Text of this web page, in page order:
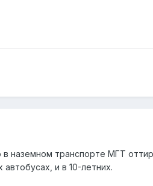
наземном транспорте МГТ
и в 10-летних.